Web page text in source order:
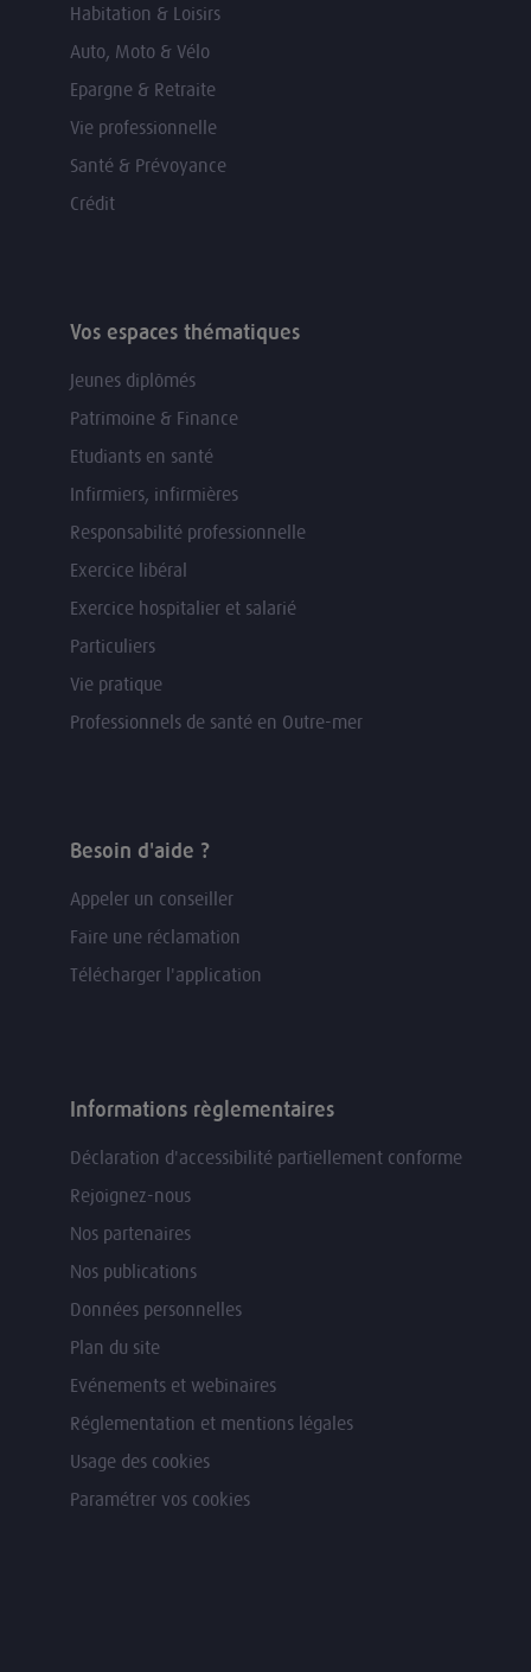
Habitation & Loisirs
Auto, Moto & Vélo
Epargne & Retraite
Vie professionnelle
Santé & Prévoyance
Crédit
Vos espaces thématiques
Jeunes diplômés
Patrimoine & Finance
Etudiants en santé
Infirmiers, infirmières
Responsabilité professionnelle
Exercice libéral
Exercice hospitalier et salarié
Particuliers
Vie pratique
Professionnels de santé en Outre-mer
Besoin d'aide ?
Appeler un conseiller
Faire une réclamation
Télécharger l'application
Informations règlementaires
Déclaration d'accessibilité partiellement conforme
Rejoignez-nous
Nos partenaires
Nos publications
Données personnelles
Plan du site
Evénements et webinaires
Réglementation et mentions légales
Usage des cookies
Paramétrer vos cookies